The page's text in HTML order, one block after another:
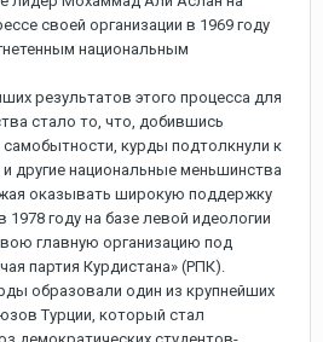
своей организации в 1969 году
национальным
результатов этого процесса для
стало то, что, добившись
самобытности, курды подтолкнули к
другие национальные меньшинства
оказывать широкую поддержку
году на базе левой идеологии
главную организацию под
партия Курдистана» (РПК).
образовали один из крупнейших
Турции, который стал